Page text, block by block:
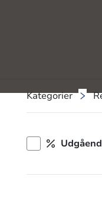
Kategorier